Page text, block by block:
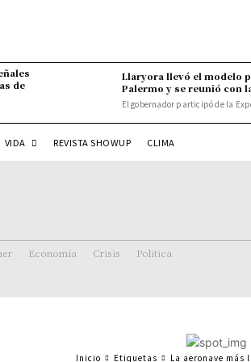
de
Llaryora llevó el modelo
Palermo y se reunió con
El gobernador participó de la
VIDA REVISTA SHOWUP CLIMA
Economía Crisis Politica
Inicio Etiquetas La aeronave más